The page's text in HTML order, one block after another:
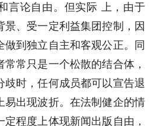
言论自由。但实际 上，由于
景、受一定利益集团控制，因
做到独立自主和客观公正。同
常只是一个松散的结合体，
歧时，任何成员都可以宣告退
易出现波折。在法制健企的情
程度上体现新闻出版自由，